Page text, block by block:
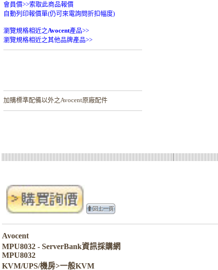
會員價>>索取此商品報價
自動列印報價單(仍可來電詢問折扣幅度)
瀏覽規格相近之Avocent產品>>
瀏覽規格相近之其他品牌產品>>
加購標準配備以外之Avocent原廠配件
Avocent
MPU8032 - ServerBank資訊採購網
MPU8032
KVM/UPS/機房>一般KVM